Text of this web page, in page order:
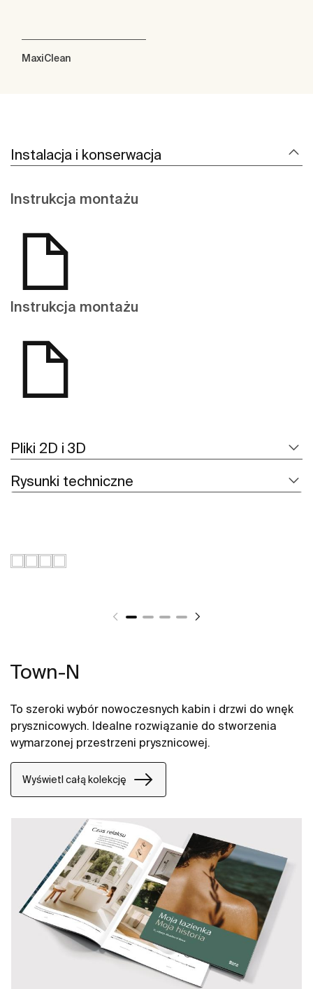
MaxiClean
Instalacja i konserwacja
Instrukcja montażu
Instrukcja montażu
Pliki 2D i 3D
Rysunki techniczne
Town-N
To szeroki wybór nowoczesnych kabin i drzwi do wnęk
prysznicowych. Idealne rozwiązanie do stworzenia
wymarzonej przestrzeni prysznicowej.
Wyświetl całą kolekcję